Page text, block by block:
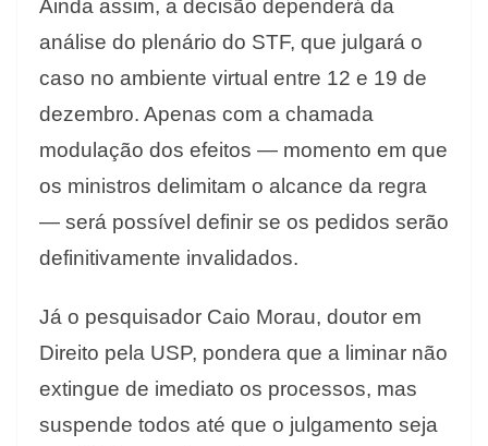
Ainda assim, a decisão dependerá da
análise do plenário do STF, que julgará o
caso no ambiente virtual entre 12 e 19 de
dezembro. Apenas com a chamada
modulação dos efeitos — momento em que
os ministros delimitam o alcance da regra
— será possível definir se os pedidos serão
definitivamente invalidados.
Já o pesquisador Caio Morau, doutor em
Direito pela USP, pondera que a liminar não
extingue de imediato os processos, mas
suspende todos até que o julgamento seja